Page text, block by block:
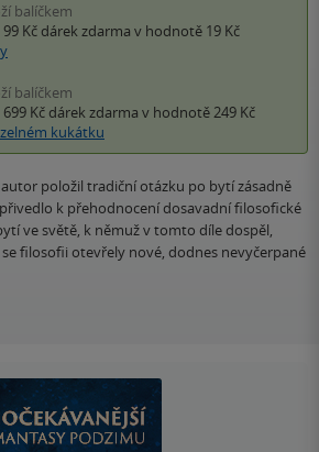
balíčkem
Kč dárek zdarma v hodnotě 19 Kč
balíčkem
Kč dárek zdarma v hodnotě 249 Kč
kukátku
položil tradiční otázku po bytí zásadně
k přehodnocení dosavadní filosofické
ve světě, k němuž v tomto díle dospěl,
filosofii otevřely nové, dodnes nevyčerpané